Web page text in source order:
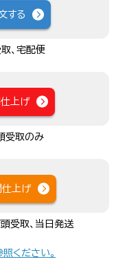
する
、宅配便
上げ
受取のみ
仕上げ
受取、当日発送
ください。